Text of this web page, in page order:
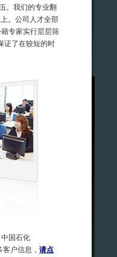
。我们的专业翻
。公司人才全部
专家实行层层筛
证了在较短的时
国石化
户信息， 请点